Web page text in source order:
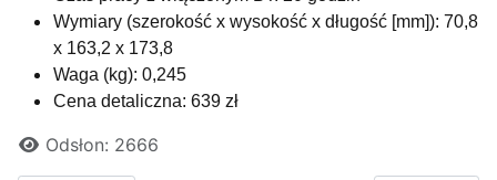
Wymiary (szerokość x wysokość x długość [mm]): 70,8
x 163,2 x 173,8
Waga (kg): 0,245
Cena detaliczna: 639 zł
Odsłon: 2666